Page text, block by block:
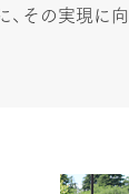
その実現に